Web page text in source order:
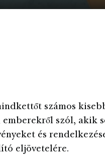
számos
emberekről szól, akik
és
eljövetelére.